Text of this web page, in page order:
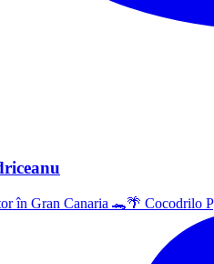
în Gran Canaria 🐊🌴 Cocodrilo P